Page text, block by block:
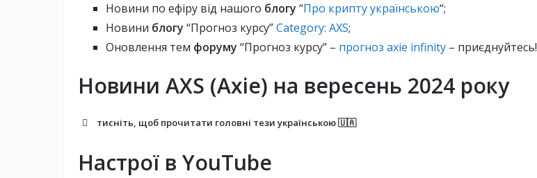
Новини по ефіру від нашого блогу “Про крипту українською“;
Новини блогу “Прогноз курсу”Category: AXS;
Оновлення тем форуму “Прогноз курсу” – прогноз axie infinity – приєднуйтесь!
Новини AXS (Axie) на вересень 2024 року
тисніть, щоб прочитати головні тези українською 🇺🇦
Настрої в YouTube